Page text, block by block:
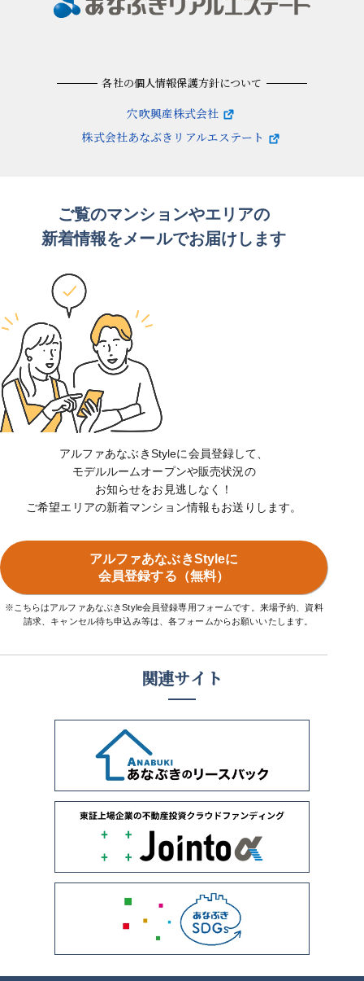
各社の個人情報保護方針について
穴吹興産株式会社
株式会社あなぶきリアルエステート
ご覧のマンションやエリアの
新着情報をメールでお届けします
アルファあなぶきStyleに会員登録して、
モデルルームオープンや販売状況の
お知らせをお見逃しなく！
ご希望エリアの新着マンション情報もお送りします。
アルファあなぶきStyleに
会員登録する（無料）
※こちらはアルファあなぶきStyle会員登録専用フォームです。来場予約、資料
請求、キャンセル待ち申込み等は、各フォームからお願いいたします。
関連サイト